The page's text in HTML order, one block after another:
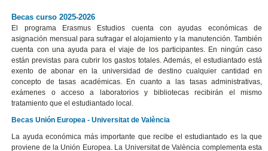
Becas curso 2025-2026
El programa Erasmus Estudios cuenta con ayudas económicas de
asignación mensual para sufragar el alojamiento y la manutención. También
cuenta con una ayuda para el viaje de los participantes. En ningún caso
están previstas para cubrir los gastos totales. Además, el estudiantado está
exento de abonar en la universidad de destino cualquier cantidad en
concepto de tasas académicas. En cuanto a las tasas administrativas,
exámenes o acceso a laboratorios y bibliotecas recibirán el mismo
tratamiento que el estudiantado local.
Becas Unión Europea - Universitat de València
La ayuda económica más importante que recibe el estudiantado es la que
proviene de la Unión Europea. La Universitat de València complementa esta